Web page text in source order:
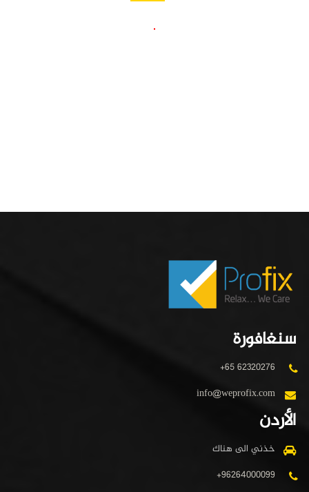
سنغافورة
+65 62320276
info@weprofix.com
الأردن
خذني الى هناك
+96264000099